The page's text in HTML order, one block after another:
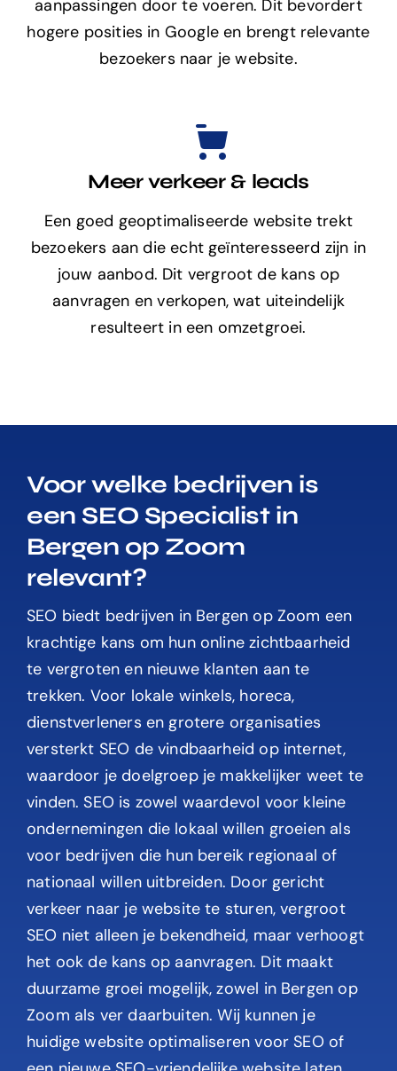
aanpassingen door te voeren. Dit bevordert
hogere posities in Google en brengt relevante
bezoekers naar je website.
Meer verkeer & leads
Een goed geoptimaliseerde website trekt
bezoekers aan die echt geïnteresseerd zijn in
jouw aanbod. Dit vergroot de kans op
aanvragen en verkopen, wat uiteindelijk
resulteert in een omzetgroei.
Voor welke bedrijven is
een SEO Specialist in
Bergen op Zoom
relevant?
SEO biedt bedrijven in Bergen op Zoom een
krachtige kans om hun online zichtbaarheid
te vergroten en nieuwe klanten aan te
trekken. Voor lokale winkels, horeca,
dienstverleners en grotere organisaties
versterkt SEO de vindbaarheid op internet,
waardoor je doelgroep je makkelijker weet te
vinden. SEO is zowel waardevol voor kleine
ondernemingen die lokaal willen groeien als
voor bedrijven die hun bereik regionaal of
nationaal willen uitbreiden. Door gericht
verkeer naar je website te sturen, vergroot
SEO niet alleen je bekendheid, maar verhoogt
het ook de kans op aanvragen. Dit maakt
duurzame groei mogelijk, zowel in Bergen op
Zoom als ver daarbuiten. Wij kunnen je
huidige website optimaliseren voor SEO of